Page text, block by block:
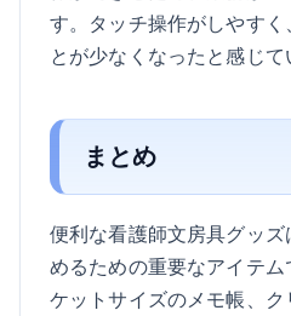
す。タッチ操作がしやす
とが少なくなったと感じて
まとめ
便利な看護師文房具グッ
めるための重要なアイテ
ケットサイズのメモ帳、